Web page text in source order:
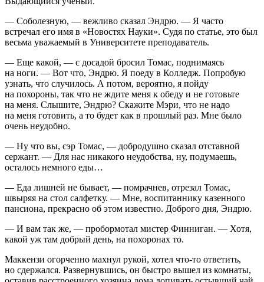
— Соболезную, — вежливо сказал Эндрю. — Я часто
встречал его имя в «Новостях Науки». Судя по статье, это был
весьма уважаемый в Университете преподаватель.
— Еще какой, — с досадой бросил Томас, поднимаясь
на ноги. — Вот что, Эндрю. Я поеду в Колледж. Попробую
узнать, что случилось. А потом, вероятно, я пойду
на похороны, так что не ждите меня к обеду и не готовьте
на меня. Слышите, Эндрю? Скажите Мэри, что не надо
на меня готовить, а то будет как в прошлый раз. Мне было
очень неудобно.
— Ну что вы, сэр Томас, — добродушно сказал отставной
сержант. — Для нас никакого неудобства, ну, подумаешь,
осталось немного еды…
— Еда лишней не бывает, — помрачнев, отрезал Томас,
швыряя на стол салфетку. — Мне, воспитаннику казенного
пансиона, прекрасно об этом известно. Доброго дня, Эндрю.
— И вам так же, — пробормотал мистер Финниган. — Хотя,
какой уж там добрый день, на похоронах то.
Маккензи огорченно махнул рукой, хотел что-то ответить,
но сдержался. Развернувшись, он быстро вышел из комнаты,